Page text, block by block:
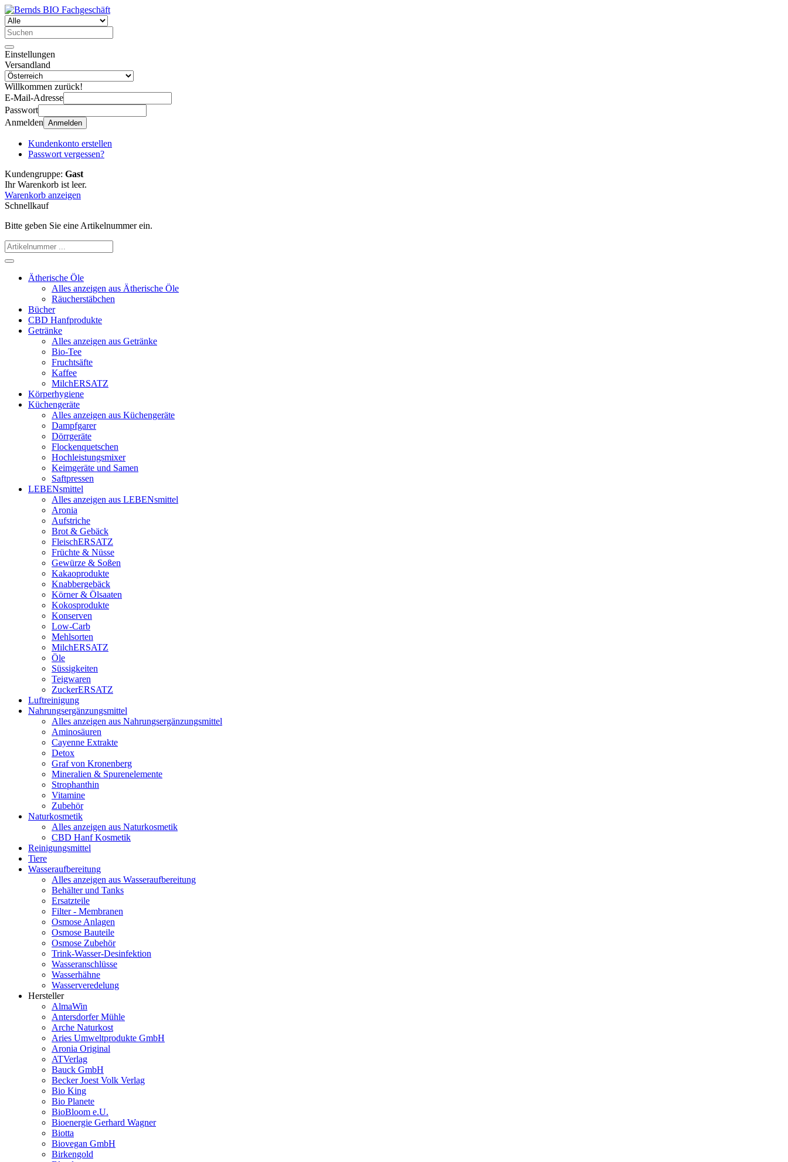
Einstellungen
Versandland
Willkommen zurück!
E-Mail-Adresse
Passwort
Anmelden Anmelden
Kundenkonto erstellen
Passwort vergessen?
Kundengruppe: Gast
Ihr Warenkorb ist leer.
Warenkorb anzeigen
Schnellkauf
Bitte geben Sie eine Artikelnummer ein.
Ätherische Öle
Alles anzeigen aus Ätherische Öle
Räucherstäbchen
Bücher
CBD Hanfprodukte
Getränke
Alles anzeigen aus Getränke
Bio-Tee
Fruchtsäfte
Kaffee
MilchERSATZ
Körperhygiene
Küchengeräte
Alles anzeigen aus Küchengeräte
Dampfgarer
Dörrgeräte
Flockenquetschen
Hochleistungsmixer
Keimgeräte und Samen
Saftpressen
LEBENsmittel
Alles anzeigen aus LEBENsmittel
Aronia
Aufstriche
Brot & Gebäck
FleischERSATZ
Früchte & Nüsse
Gewürze & Soßen
Kakaoprodukte
Knabbergebäck
Körner & Ölsaaten
Kokosprodukte
Konserven
Low-Carb
Mehlsorten
MilchERSATZ
Öle
Süssigkeiten
Teigwaren
ZuckerERSATZ
Luftreinigung
Nahrungsergänzungsmittel
Alles anzeigen aus Nahrungsergänzungsmittel
Aminosäuren
Cayenne Extrakte
Detox
Graf von Kronenberg
Mineralien & Spurenelemente
Strophanthin
Vitamine
Zubehör
Naturkosmetik
Alles anzeigen aus Naturkosmetik
CBD Hanf Kosmetik
Reinigungsmittel
Tiere
Wasseraufbereitung
Alles anzeigen aus Wasseraufbereitung
Behälter und Tanks
Ersatzteile
Filter - Membranen
Osmose Anlagen
Osmose Bauteile
Osmose Zubehör
Trink-Wasser-Desinfektion
Wasseranschlüsse
Wasserhähne
Wasserveredelung
Hersteller
AlmaWin
Antersdorfer Mühle
Arche Naturkost
Aries Umweltprodukte GmbH
Aronia Original
ATVerlag
Bauck GmbH
Becker Joest Volk Verlag
Bio King
Bio Planete
BioBloom e.U.
Bioenergie Gerhard Wagner
Biotta
Biovegan GmbH
Birkengold